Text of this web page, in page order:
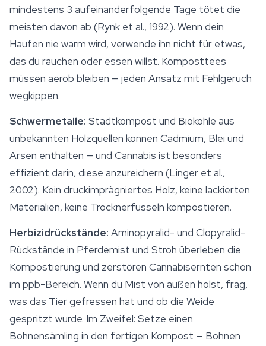
mindestens 3 aufeinanderfolgende Tage tötet die
meisten davon ab (Rynk et al., 1992). Wenn dein
Haufen nie warm wird, verwende ihn nicht für etwas,
das du rauchen oder essen willst. Komposttees
müssen aerob bleiben — jeden Ansatz mit Fehlgeruch
wegkippen.
Schwermetalle: Stadtkompost und Biokohle aus
unbekannten Holzquellen können Cadmium, Blei und
Arsen enthalten — und Cannabis ist besonders
effizient darin, diese anzureichern (Linger et al.,
2002). Kein druckimprägniertes Holz, keine lackierten
Materialien, keine Trocknerfusseln kompostieren.
Herbizidrückstände: Aminopyralid- und Clopyralid-
Rückstände in Pferdemist und Stroh überleben die
Kompostierung und zerstören Cannabisernten schon
im ppb-Bereich. Wenn du Mist von außen holst, frag,
was das Tier gefressen hat und ob die Weide
gespritzt wurde. Im Zweifel: Setze einen
Bohnensämling in den fertigen Kompost — Bohnen